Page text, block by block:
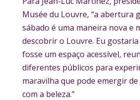
Musée du Louvre, “a abertura
sábado é uma maneira nova e
descobrir o Louvre. Eu
fosse um espaço acessível,
diferentes públicos para
maravilha que pode emergir
com a beleza.”